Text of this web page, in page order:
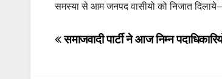
समस्या से आम जनपद वासीयो को निजात
Post
समाजवादी पार्टी ने आज निम्न